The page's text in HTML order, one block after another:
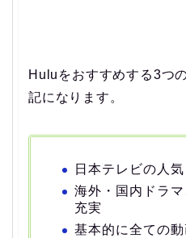
Huluをおすすめする3つ
記になります。
日本テレビの人
海外・国内ドラ
充実
基本的に全ての